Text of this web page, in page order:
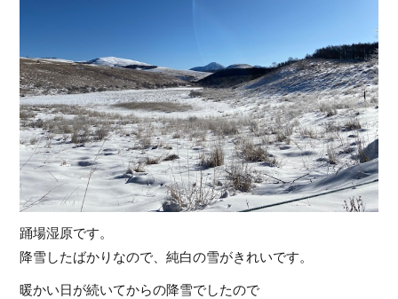
踊場湿原です。
降雪したばかりなので、純白の雪がきれいです。
暖かい日が続いてからの降雪でしたので